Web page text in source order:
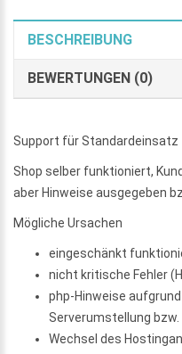
BESCHREIBUNG
BEWERTUNGEN (0)
Support für Standardeinsatz
Shop selber funktioniert,
aber Hinweise ausgegeben
Mögliche Ursachen
eingeschänkt
nicht kritische Fehler
php-Hinweise
Serverumstellung
Wechsel des